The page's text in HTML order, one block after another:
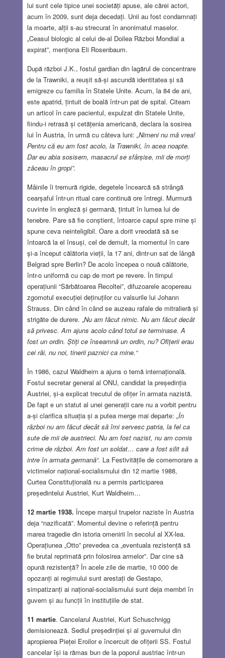
lui sunt cele tipice unei societăți apuse, ale cărei actori,
acum în 2009, sunt deja decedați. Unii au fost condamnați
la moarte, alții s-au strecurat în anonimatul maselor.
„Ceasul biologic al celui de-al Doilea Război Mondial a
expirat”, menționa Eli Rosenbaum.
După război J.K., fostul gardian din lagărul de concentrare
de la Trawniki, a reușit să-și ascundă identitatea și să
emigreze cu familia în Statele Unite. Acum, la 84 de ani,
este apatrid, țintuit de boală într-un pat de spital. Citeam
un articol în care pacientul, expulzat din Statele Unite,
fiindu-i retrasă și cetățenia americană, declara la sosirea
lui în Austria, în urmă cu câteva luni: „Nimeni nu mă vrea!
Pentru că eu am fost acolo, la Trawniki, în acea noapte.
Dar eu abia sosisem, masacrul se sfârșise, mii de morți
zăceau în gropi”.
Mâinile îi tremură rigide, degetele încearcă să strângă
cearșaful într-un ritual care continuă ore întregi. Murmură
cuvinte în engleză și germană, țintuit în lumea lui de
tenebre. Pare să fie conștient, întoarce capul spre mine și
spune ceva neinteligibil. Oare a dorit vreodată să se
întoarcă la el însuși, cel de demult, la momentul în care
și-a început călătoria vieții, la 17 ani, dintr-un sat de lângă
Belgrad spre Berlin? De acolo începea o nouă călătorie,
într-o uniformă cu cap de mort pe revere. În timpul
operațiunii “Sărbătoarea Recoltei”, difuzoarele acopereau
zgomotul execuției deținuților cu valsurile lui Johann
Strauss. Din când în când se auzeau rafale de mitralieră și
strigăte de durere. „Nu am făcut nimic. Nu am făcut decât
să privesc. Am ajuns acolo când totul se terminase. A
fost un ordin. Știți ce înseamnă un ordin, nu? Ofițerii erau
cei răi, nu noi, tinerii paznici ca mine.“
În 1986, cazul Waldheim a ajuns o temă internațională.
Fostul secretar general al ONU, candidat la președinția
Austriei, și-a explicat trecutul de ofițer în armata nazistă.
De fapt e un statut al unei generații care nu a vorbit pentru
a-și clarifica situația și a putea merge mai departe: „În
război nu am făcut decât să îmi servesc patria, la fel ca
sute de mii de austrieci. Nu am fost nazist, nu am comis
crime de război. Am fost un soldat… care a fost silit să
intre în armata germană“. La Festivitățile de comemorare a
victimelor național-socialismului din 12 martie 1988,
Curtea Constituțională nu a permis participarea
președintelui Austriei, Kurt Waldheim…
12 martie 1938. Începe marșul trupelor naziste în Austria
deja “nazificată”. Momentul devine o referință pentru
marea tragedie din istoria omenirii în secolul al XX-lea.
Operațiunea „Otto” prevedea ca „eventuala rezistență să
fie brutal reprimată prin folosirea armelor”. Dar cine să
opună rezistență? În acele zile de martie, 10 000 de
opozanți ai regimului sunt arestați de Gestapo,
simpatizanți ai național-socialismului sunt deja membri în
guvern și au funcții în instituțiile de stat.
11 martie. Cancelarul Austriei, Kurt Schuschnigg
demisionează. Sediul președinției și al guvernului din
apropierea Pieței Eroilor e încercuit de ofițerii SS. Fostul
cancelar își ia rămas bun de la poporul austriac într-un